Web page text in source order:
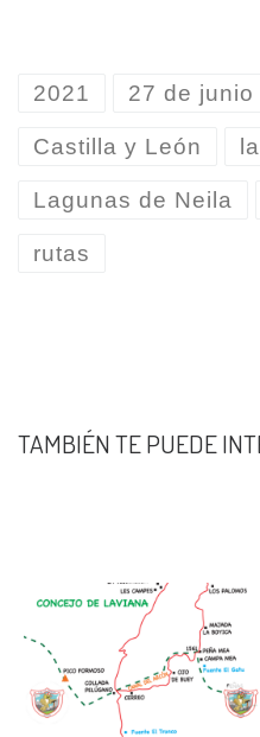
2021 27 de junio
Castilla y León
Lagunas de Neila
rutas
TAMBIÉN TE PUEDE